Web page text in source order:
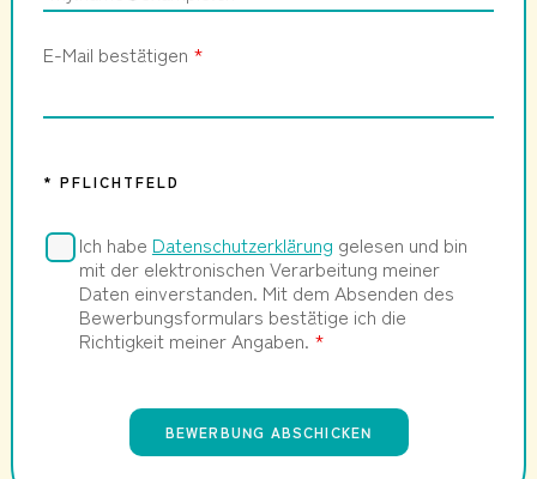
E-Mail bestätigen *
* PFLICHTFELD
Ich habe Datenschutzerklärung gelesen und bin
mit der elektronischen Verarbeitung meiner
Daten einverstanden. Mit dem Absenden des
Bewerbungsformulars bestätige ich die
Richtigkeit meiner Angaben. *